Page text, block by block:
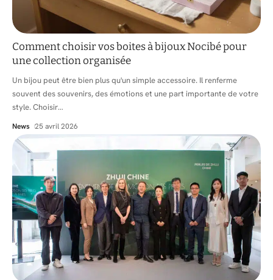
Comment choisir vos boites à bijoux Nocibé pour
une collection organisée
Un bijou peut être bien plus qu'un simple accessoire. Il renferme
souvent des souvenirs, des émotions et une part importante de votre
style. Choisir…
News 25 avril 2026